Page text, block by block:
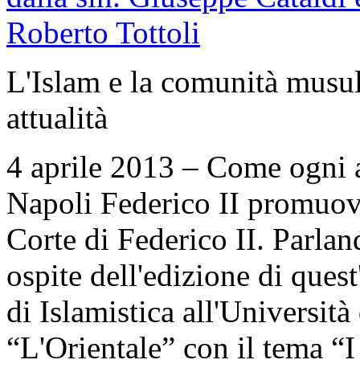
L'Islam e la comunità
attualità
4 aprile 2013 – Come
Napoli Federico II
Corte di Federico II.
ospite dell'edizione di
di Islamistica
“L'Orientale” con il tema